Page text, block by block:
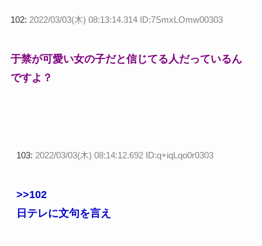
102: 2022/03/03(木) 08:13:14.314 ID:7SmxLOmw00303
于禁が可愛い女の子だと信じてる人だっているん
ですよ？
103: 2022/03/03(木) 08:14:12.692 ID:q+iqLqo0r0303
>>102
日テレに文句を言え